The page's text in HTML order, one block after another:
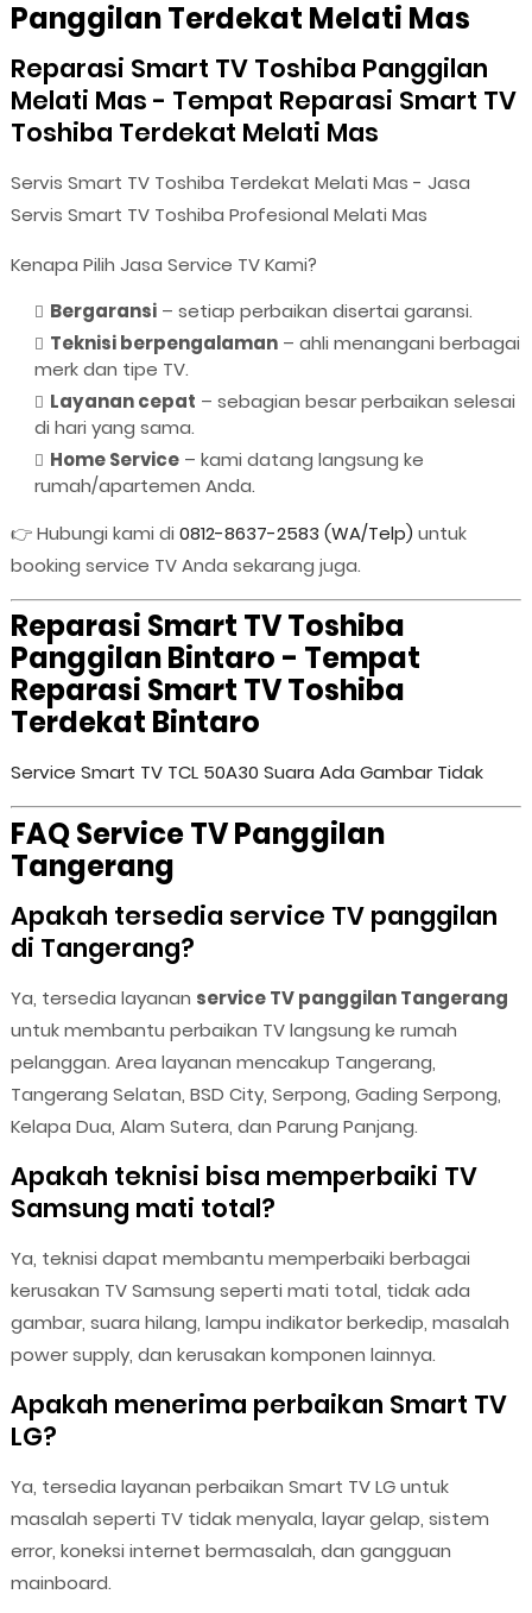
Panggilan Terdekat Melati Mas
Reparasi Smart TV Toshiba Panggilan
Melati Mas - Tempat Reparasi Smart TV
Toshiba Terdekat Melati Mas
Servis Smart TV Toshiba Terdekat Melati Mas - Jasa
Servis Smart TV Toshiba Profesional Melati Mas
Kenapa Pilih Jasa Service TV Kami?
Bergaransi– setiap perbaikan disertai garansi.
Teknisi berpengalaman– ahli menangani berbagai
merk dan tipe TV.
Layanan cepat – sebagian besar perbaikan selesai
di hari yang sama.
Home Service– kami datang langsung ke
rumah/apartemen Anda.
👉 Hubungi kami di 0812-8637-2583 (WA/Telp) untuk
booking service TV Anda sekarang juga.
Reparasi Smart TV Toshiba
Panggilan Bintaro - Tempat
Reparasi Smart TV Toshiba
Terdekat Bintaro
Service Smart TV TCL 50A30 Suara Ada Gambar Tidak
FAQ Service TV Panggilan
Tangerang
Apakah tersedia service TV panggilan
di Tangerang?
Ya, tersedia layanan service TV panggilan Tangerang
untuk membantu perbaikan TV langsung ke rumah
pelanggan. Area layanan mencakup Tangerang,
Tangerang Selatan, BSD City, Serpong, Gading Serpong,
Kelapa Dua, Alam Sutera, dan Parung Panjang.
Apakah teknisi bisa memperbaiki TV
Samsung mati total?
Ya, teknisi dapat membantu memperbaiki berbagai
kerusakan TV Samsung seperti mati total, tidak ada
gambar, suara hilang, lampu indikator berkedip, masalah
power supply, dan kerusakan komponen lainnya.
Apakah menerima perbaikan Smart TV
LG?
Ya, tersedia layanan perbaikan Smart TV LG untuk
masalah seperti TV tidak menyala, layar gelap, sistem
error, koneksi internet bermasalah, dan gangguan
mainboard.